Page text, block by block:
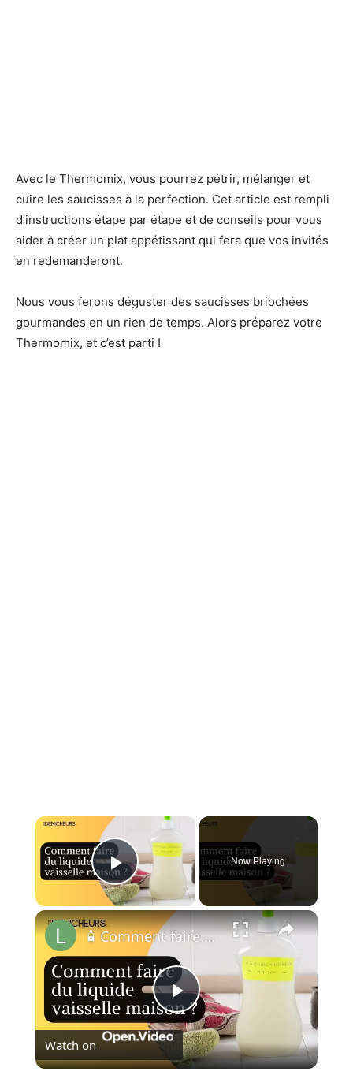
Avec le Thermomix, vous pourrez pétrir, mélanger et
cuire les saucisses à la perfection. Cet article est rempli
d’instructions étape par étape et de conseils pour vous
aider à créer un plat appétissant qui fera que vos invités
en redemanderont.
Nous vous ferons déguster des saucisses briochées
gourmandes en un rien de temps. Alors préparez votre
Thermomix, et c’est parti !
Play Video
Now Playing
×
Play
Video
🧴 Comment faire du liquide vaisselle à la maison ?🏠
Watch on